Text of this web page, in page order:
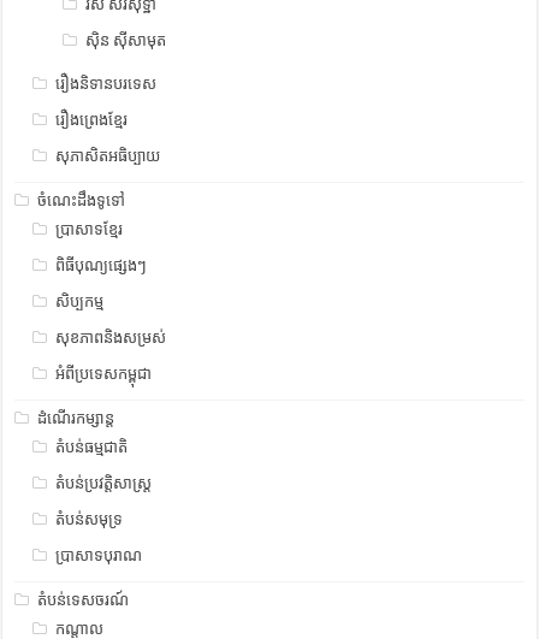
រស់ សិរីសុទ្ឋា
ស៊ិន ស៊ីសាមុត
រឿងនិទានបរទេស
រឿងព្រេងខ្មែរ
សុភាសិតអធិប្បាយ
ចំណេះដឹងទូទៅ
ប្រាសាទខ្មែរ
ពិធីបុណ្យផ្សេងៗ
សិប្បកម្ម
សុខភាពនិងសម្រស់
អំពីប្រទេសកម្ពុជា
ដំណើរកម្សាន្ត
តំបន់ធម្មជាតិ
តំបន់ប្រវត្តិសាស្រ្ត
តំបន់សមុទ្រ
ប្រាសាទបុរាណ
តំបន់ទេសចរណ៍
កណ្តាល